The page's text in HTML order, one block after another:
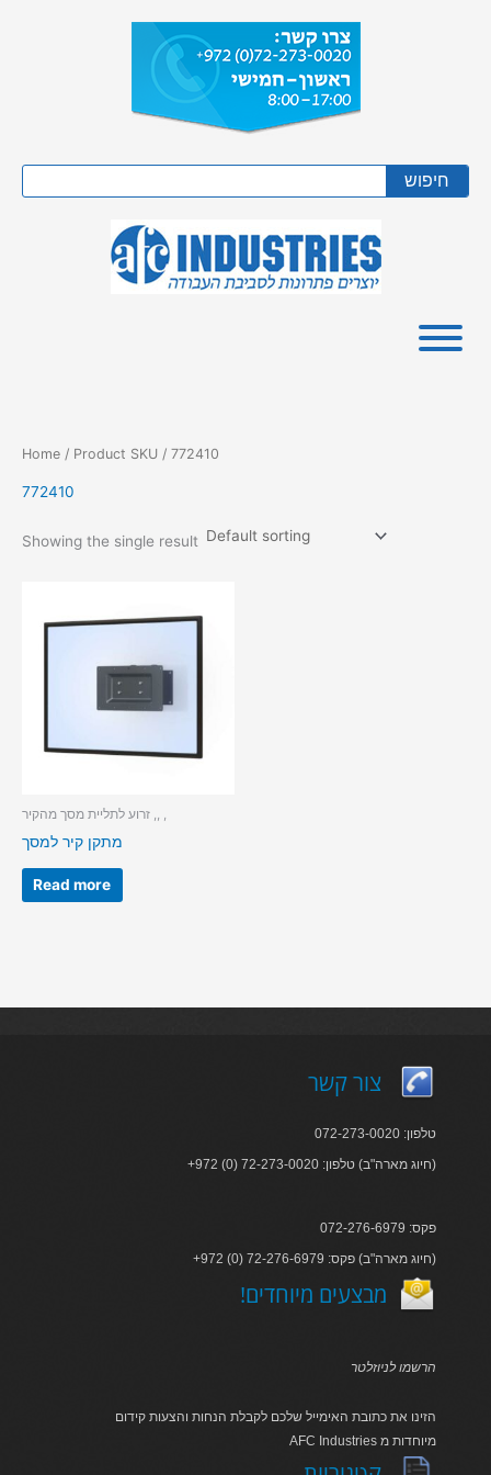
חיפוש
Home / Product SKU / 772410
772410
Showing the single result
זרוע לתליית מסך מהקיר ,, ,
מתקן קיר למסך
Read more
צור קשר
טלפון: 072-273-0020
+972 (0) 72-273-0020 :חיוג מארה"ב) טלפון)
פקס: 072-276-6979
+972 (0) 72-276-6979 :חיוג מארה"ב) פקס)
!מבצעים מיוחדים
הרשמו לניוזלטר
הזינו את כתובת האימייל שלכם לקבלת הנחות והצעות קידום
AFC Industries מיוחדות מ